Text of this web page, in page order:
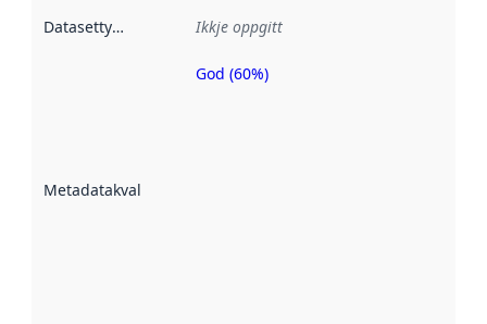
Datasettype Ikkje oppgitt
Metadatakvalitet
Metadatakvalitet
God (60%)